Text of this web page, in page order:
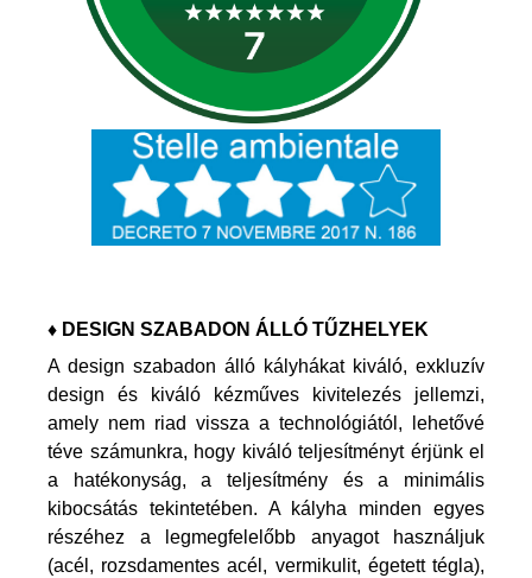
♦ DESIGN SZABADON ÁLLÓ TŰZHELYEK
A design szabadon álló kályhákat kiváló, exkluzív
design és kiváló kézműves kivitelezés jellemzi,
amely nem riad vissza a technológiától, lehetővé
téve számunkra, hogy kiváló teljesítményt érjünk el
a hatékonyság, a teljesítmény és a minimális
kibocsátás tekintetében. A kályha minden egyes
részéhez a legmegfelelőbb anyagot használjuk
(acél, rozsdamentes acél, vermikulit, égetett tégla),